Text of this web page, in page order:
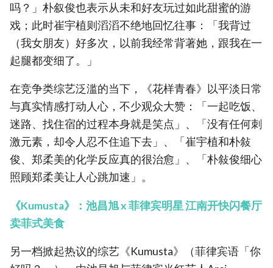
吗？」朴叙俊也表示从未和好友玩过如此甜蜜的游
戏；此时崔宇植则滔滔不绝地回忆往事：「我背过
（我女朋友）好多次，以前我经常背著她，跟我在一
起腿都变细了。」
在竞争类综艺泛滥的当下，《花样青春》以平淡日常
与真实情感打动人心，不少观众大赞：「一起吃饭、
迷路、找住宿的过程本身就是笑点」、「没有任何刺
激元素，却令人忍不住追下去」、「崔宇植和朴敍
俊、郑柔美的化学反应真的很治愈」、「朴敍俊细心
照顾郑柔美让人心跳加速」。
《Kumusta》：池昌旭 x 菲律宾明星 江南开快闪餐厅
卖菲式美食
另一档掀起热议的综艺《Kumusta》（菲律宾语「你